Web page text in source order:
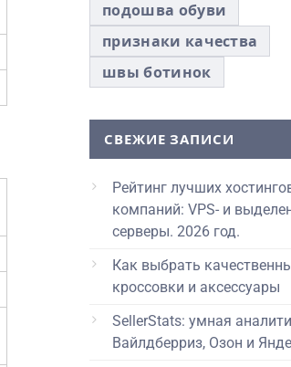
подошва обуви
признаки качества
швы ботинок
СВЕЖИЕ ЗАПИСИ
Рейтинг лучших
компаний: VPS- и
серверы. 2026 год.
Как выбрать
кроссовки и аксессуары
SellerStats: умная
Вайлдберриз, Озон и